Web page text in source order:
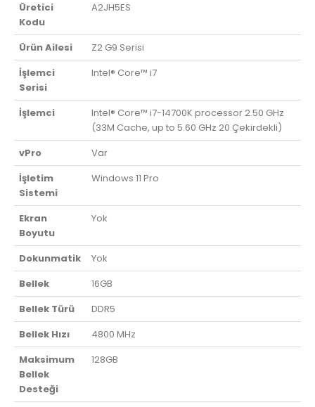
Üretici
Kodu
A2JH5ES
Ürün Ailesi
Z2 G9 Serisi
İşlemci
Serisi
Intel® Core™ i7
İşlemci
Intel® Core™ i7-14700K processor 2.50 GHz
(33M Cache, up to 5.60 GHz 20 Çekirdekli)
vPro
Var
İşletim
Sistemi
Windows 11 Pro
Ekran
Boyutu
Yok
Dokunmatik
Yok
Bellek
16GB
Bellek Türü
DDR5
Bellek Hızı
4800 MHz
Maksimum
Bellek
Desteği
128GB